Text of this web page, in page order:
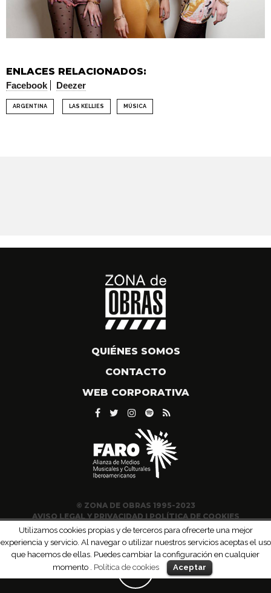
ENLACES RELACIONADOS:
Facebook Deezer
ARGENTINA LAS KELLIES MÚSICA
QUIÉNES SOMOS
CONTACTO
WEB CORPORATIVA
© ZONA DE OBRAS 1995-2023
AVISO LEGAL Y PRIVACIDAD | POLÍTICA DE COOKIES
Utilizamos cookies propias y de terceros para ofrecerte una mejor
experiencia y servicio. Al navegar o utilizar nuestros servicios aceptas el uso
que hacemos de ellas. Puedes cambiar la configuración en cualquier
momento . Política de cookies Aceptar